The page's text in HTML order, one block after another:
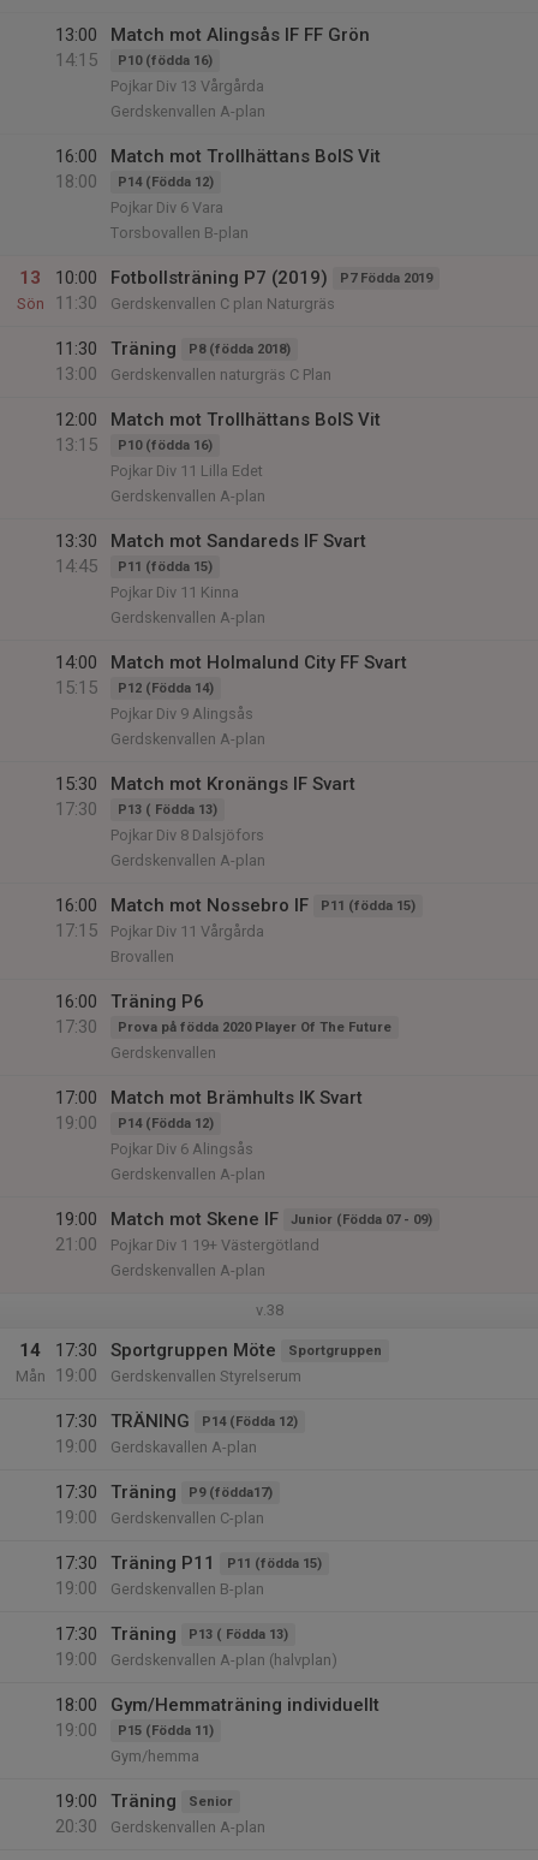
13:00
14:15
Match mot Alingsås IF FF Grön
P10 (födda 16)
Pojkar Div 13 Vårgårda
Gerdskenvallen A-plan
16:00
18:00
Match mot Trollhättans BoIS Vit
P14 (Födda 12)
Pojkar Div 6 Vara
Torsbovallen B-plan
13
Sön
10:00
11:30
Fotbollsträning P7 (2019) P7 Födda 2019
Gerdskenvallen C plan Naturgräs
11:30
13:00
Träning P8 (födda 2018)
Gerdskenvallen naturgräs C Plan
12:00
13:15
Match mot Trollhättans BoIS Vit
P10 (födda 16)
Pojkar Div 11 Lilla Edet
Gerdskenvallen A-plan
13:30
14:45
Match mot Sandareds IF Svart
P11 (födda 15)
Pojkar Div 11 Kinna
Gerdskenvallen A-plan
14:00
15:15
Match mot Holmalund City FF Svart
P12 (Födda 14)
Pojkar Div 9 Alingsås
Gerdskenvallen A-plan
15:30
17:30
Match mot Kronängs IF Svart
P13 ( Födda 13)
Pojkar Div 8 Dalsjöfors
Gerdskenvallen A-plan
16:00
17:15
Match mot Nossebro IF P11 (födda 15)
Pojkar Div 11 Vårgårda
Brovallen
16:00
17:30
Träning P6
Prova på födda 2020 Player Of The Future
Gerdskenvallen
17:00
19:00
Match mot Brämhults IK Svart
P14 (Födda 12)
Pojkar Div 6 Alingsås
Gerdskenvallen A-plan
19:00
21:00
Match mot Skene IF Junior (Födda 07 - 09)
Pojkar Div 1 19+ Västergötland
Gerdskenvallen A-plan
v.38
14
Mån
17:30
19:00
Sportgruppen Möte Sportgruppen
Gerdskenvallen Styrelserum
17:30
19:00
TRÄNING P14 (Födda 12)
Gerdskavallen A-plan
17:30
19:00
Träning P9 (födda17)
Gerdskenvallen C-plan
17:30
19:00
Träning P11 P11 (födda 15)
Gerdskenvallen B-plan
17:30
19:00
Träning P13 ( Födda 13)
Gerdskenvallen A-plan (halvplan)
18:00
19:00
Gym/Hemmaträning individuellt
P15 (Födda 11)
Gym/hemma
19:00
20:30
Träning Senior
Gerdskenvallen A-plan